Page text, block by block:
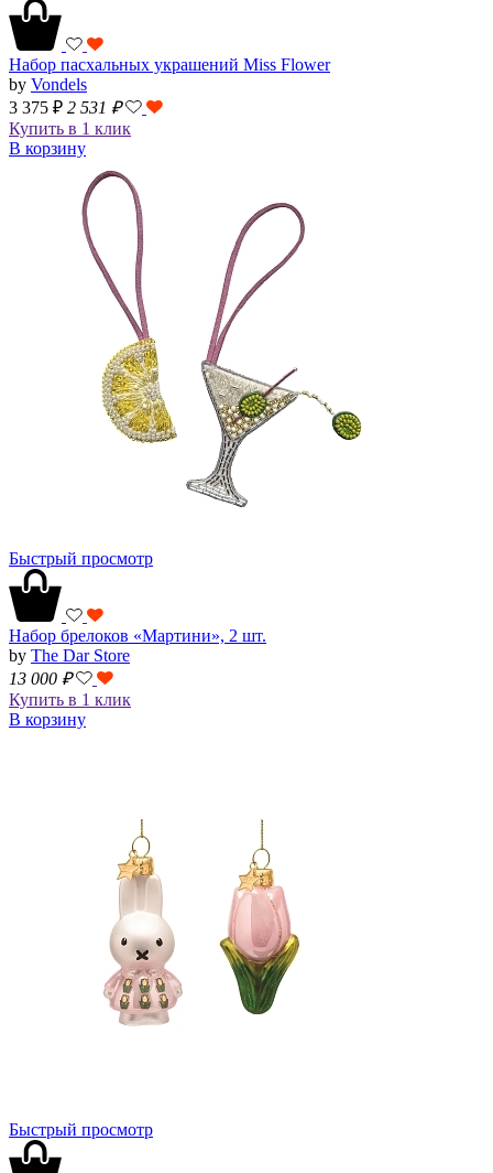
Набор пасхальных украшений Miss Flower
by Vondels
3 375 ₽ 2 531 ₽
Купить в 1 клик
В корзину
Быстрый просмотр
Набор брелоков «Мартини», 2 шт.
by The Dar Store
13 000 ₽
Купить в 1 клик
В корзину
Быстрый просмотр